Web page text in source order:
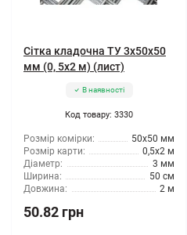
Сітка кладочна ТУ 3x50x50
мм (0, 5x2 м) (лист)
В наявності
Код товару: 3330
Розмір комірки:
50x50 мм
Розмір карти:
0,5x2 м
Діаметр:
3 мм
Ширина:
50 см
Довжина:
2 м
50.82 грн